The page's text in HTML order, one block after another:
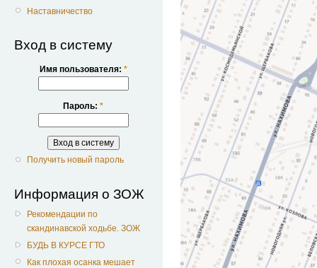
Наставничество
Вход в систему
Имя пользователя: *
Пароль: *
Получить новый пароль
Информация о ЗОЖ
Рекомендации по
скандинавской ходьбе. ЗОЖ
БУДЬ В КУРСЕ ГТО
Как плохая осанка мешает